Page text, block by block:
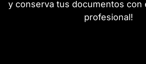
y conserva tus documentos con
profesional!